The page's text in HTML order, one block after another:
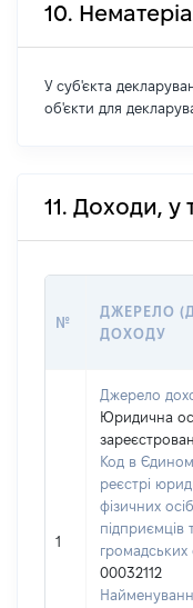
10.
У суб'єкта
об'єкти для
11. Доходи, у
№
ДЖЕРЕЛО
ДОХОДУ
1
Джерело
Юридична
Код в
реєстрі
фізичних
підприємців
00032112